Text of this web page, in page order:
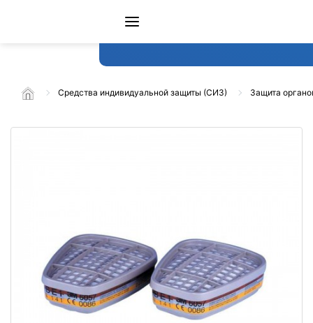
Средства индивидуальной защиты (СИЗ) Защита